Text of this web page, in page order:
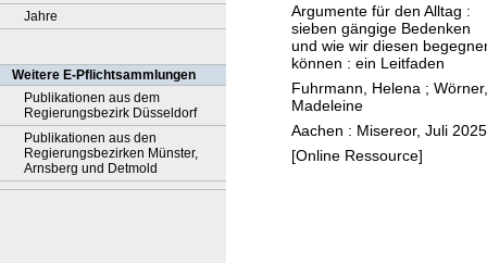
Jahre
Weitere E-Pflichtsammlungen
Publikationen aus dem
Regierungsbezirk Düsseldorf
Publikationen aus den
Regierungsbezirken Münster,
Arnsberg und Detmold
e
n
t
a
r
i
u
Argumente für den Alltag :
sieben gängige Bedenken
und wie wir diesen
können : ein Leitfaden
Fuhrmann, Helena ; Wörner,
Madeleine
Aachen : Misereor, Juli 2025
[Online Ressource]